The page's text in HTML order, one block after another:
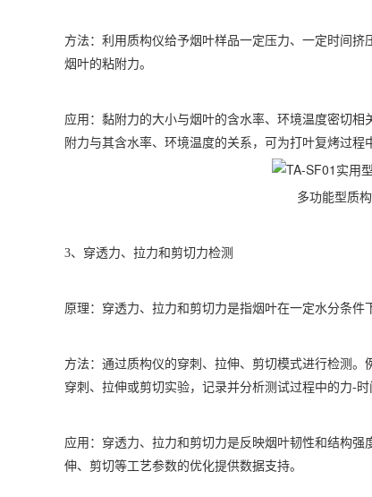
方法：利用质构仪给予烟叶样品一定压力、一定时间
烟叶的粘附力。
应用：黏附力的大小与烟叶的含水率、环境温度密切
附力与其含水率、环境温度的关系，可为打叶复烤过程
多功能型质
3、穿透力、拉力和剪切力检测
原理：穿透力、拉力和剪切力是指烟叶在一定水分条
方法：通过质构仪的穿刺、拉伸、剪切模式进行检测
穿刺、拉伸或剪切实验，记录并分析测试过程中的力-时
应用：穿透力、拉力和剪切力是反映烟叶韧性和结构
伸、剪切等工艺参数的优化提供数据支持。